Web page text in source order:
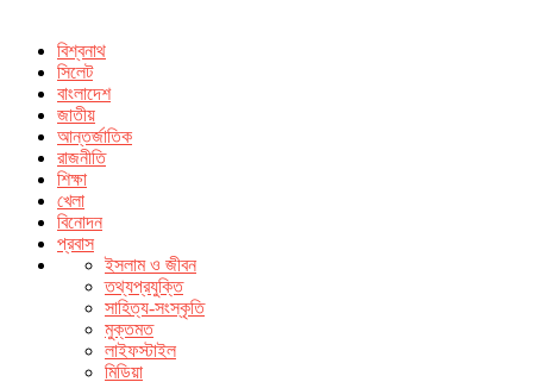
বিশ্বনাথ
সিলেট
বাংলাদেশ
জাতীয়
আন্তর্জাতিক
রাজনীতি
শিক্ষা
খেলা
বিনোদন
প্রবাস
ইসলাম ও জীবন
তথ্যপ্রযুক্তি
সাহিত্য-সংস্কৃতি
মুক্তমত
লাইফস্টাইল
মিডিয়া